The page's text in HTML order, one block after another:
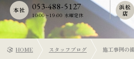
053-488-5127
10:00〜19:00 水曜定休
本社
浜松
店
HOME スタッフブログ 施工事例の